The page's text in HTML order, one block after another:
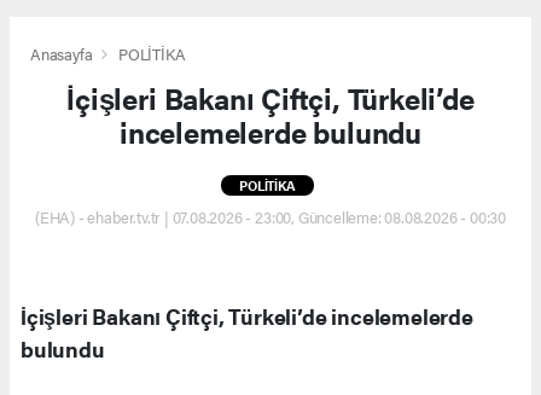
Anasayfa POLİTİKA
İçişleri Bakanı Çiftçi, Türkeli’de
incelemelerde bulundu
POLİTİKA
(EHA) - ehaber.tv.tr | 07.08.2026 - 23:00, Güncelleme: 08.08.2026 - 00:30
İçişleri Bakanı Çiftçi, Türkeli’de incelemelerde
bulundu